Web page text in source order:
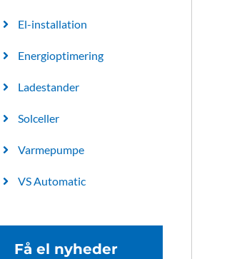
El-installation
Energioptimering
Ladestander
Solceller
Varmepumpe
VS Automatic
Få el nyheder